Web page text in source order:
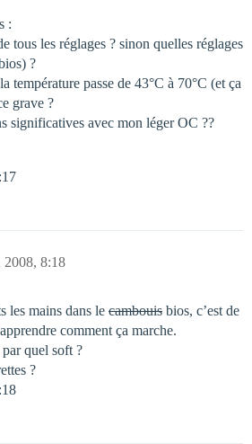
:
tous les réglages ? sinon quelles réglages
?
température passe de 43°C à 70°C (et ça
grave ?
significatives avec mon léger OC ??
2008, 8:18
les mains dans le cambouis bios, c’est de
comment ça marche.
par quel soft ?
?